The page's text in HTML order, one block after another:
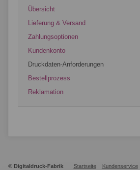
Übersicht
Lieferung & Versand
Zahlungsoptionen
Kundenkonto
Druckdaten-Anforderungen
Bestellprozess
Reklamation
© Digitaldruck-Fabrik Startseite Kundenservice